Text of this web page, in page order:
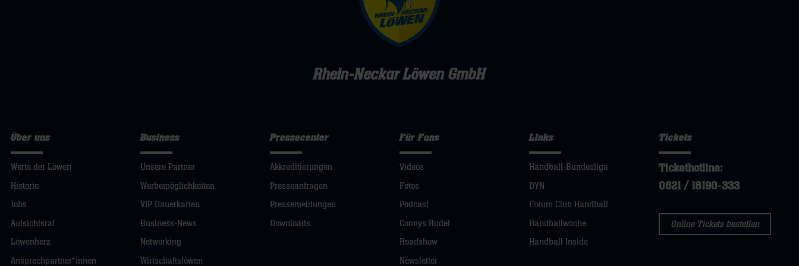
Rhein-Neckar Löwen GmbH
Über uns
Werte der Löwen
Historie
Jobs
Aufsichtsrat
Löwenherz
Ansprechpartner*innen
Business
Unsere Partner
Werbemöglichkeiten
VIP Dauerkarten
Business-News
Networking
Wirtschaftslöwen
Pressecenter
Akkreditierungen
Presseanfragen
Pressemeldungen
Downloads
Für Fans
Videos
Fotos
Podcast
Connys Rudel
Roadshow
Newsletter
Links
Handball-Bundesliga
DYN
Forum Club Handball
Handballwoche
Handball Inside
Tickets
Tickethotline:
0621 / 18190-333
Online Tickets bestellen